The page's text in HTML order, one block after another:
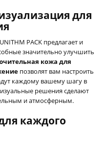
для
PACK предлагает и
значительно улучшить
кожа для
позволят вам настроить
каждому вашему шагу в
решения сделают
и атмосферным.
каждого